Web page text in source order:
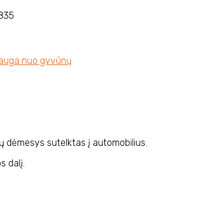
nuo gyvūnų
dėmesys sutelktas į automobilius.
dalį.